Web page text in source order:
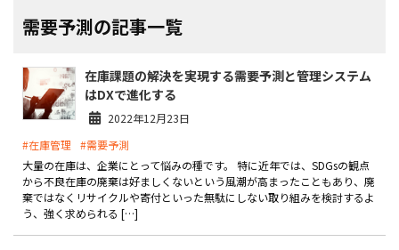
課題解決例
外部サービス連携
インフラ環境・サポート
費用
製品
特長
需要予測の記事一覧
在庫課題の解決を実現する需要予測と管理システム
はDXで進化する
2022年12月23日
#在庫管理
#需要予測
大量の在庫は、企業にとって悩みの種です。 特に近年では、SDGsの観点
から不良在庫の廃棄は好ましくないという風潮が高まったこともあり、廃
棄ではなくリサイクルや寄付といった無駄にしない取り組みを検討するよ
う、強く求められる […]